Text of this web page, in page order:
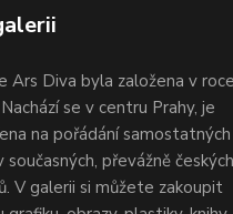
Ars Diva byla založena v roce
se v centru Prahy, je
na pořádání samostatných
současných, převážně českých
V galerii si můžete zakoupit